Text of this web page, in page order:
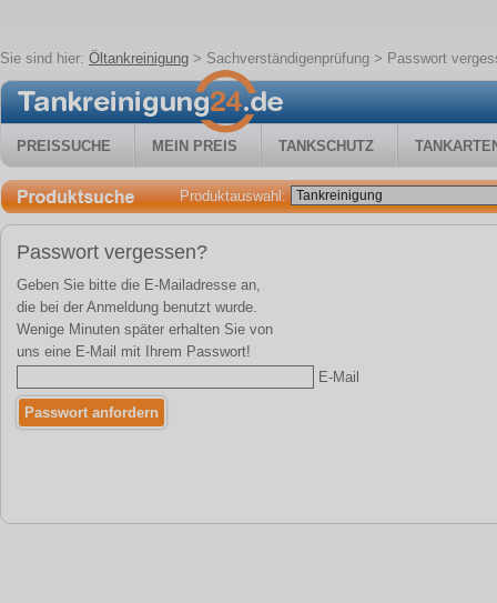
Sie sind hier: Öltankreinigung > Sachverständigenprüfung > Passwort
PREISSUCHE MEIN PREIS TANKSCHUTZ
Produktauswahl:
Passwort vergessen?
Geben Sie bitte die E-Mailadresse an,
die bei der Anmeldung benutzt wurde.
Wenige Minuten später erhalten Sie von
uns eine E-Mail mit Ihrem Passwort!
E-Mail